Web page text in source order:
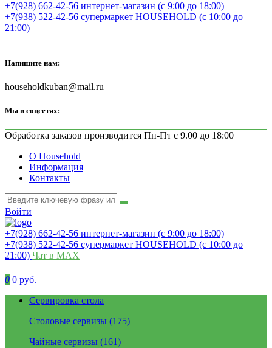
+7(928) 662-42-56 интернет-магазин (с 9:00 до 18:00)
+7(938) 522-42-56 супермаркет HOUSEHOLD (с 10:00 до
21:00)
Напишите нам:
householdkuban@mail.ru
Мы в соцсетях:
Обработка заказов производится Пн-Пт с 9.00 до 18:00
О Household
Информация
Контакты
Войти
+7(928) 662-42-56 интернет-магазин (с 9:00 до 18:00)
+7(938) 522-42-56 супермаркет HOUSEHOLD (с 10:00 до
21:00) Чат в MAX
0 0 руб.
Сервировка стола
Столовые сервизы (175)
Чайные сервизы (161)